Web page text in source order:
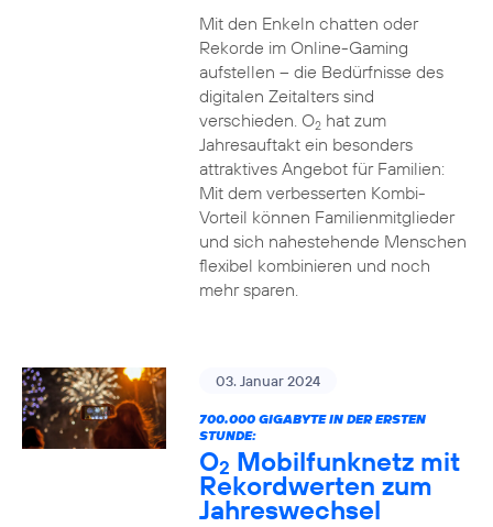
Mit den Enkeln chatten oder
Rekorde im Online-Gaming
aufstellen – die Bedürfnisse des
digitalen Zeitalters sind
verschieden. O2hat zum
Jahresauftakt ein besonders
attraktives Angebot für Familien:
Mit dem verbesserten Kombi-
Vorteil können Familienmitglieder
und sich nahestehende Menschen
flexibel kombinieren und noch
mehr sparen.
03. Januar 2024
700.000 GIGABYTE IN DER ERSTEN
STUNDE:
O2 Mobilfunknetz mit
Rekordwerten zum
Jahreswechsel